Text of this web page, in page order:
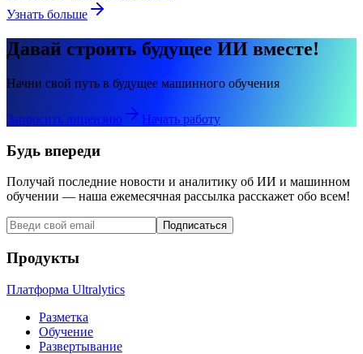
Узнать больше
Давай строить будущее ИИ вместе!
Начни свой путь в будущее машинного обучения
Запросить лицензию Начать работу
Будь впереди
Получай последние новости и аналитику об ИИ и машинном
обучении — наша ежемесячная рассылка расскажет обо всем!
Подписаться
Продукты
Платформа Ultralytics
Разметка
Обучение
Развертывание